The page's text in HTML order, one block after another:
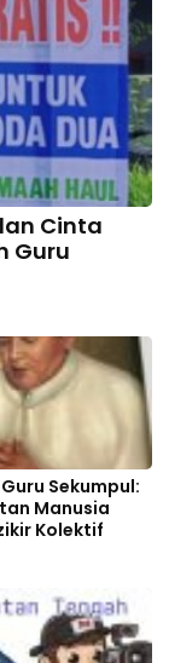
Cinta
Guru
Sekumpul:
Manusia
Kolektif